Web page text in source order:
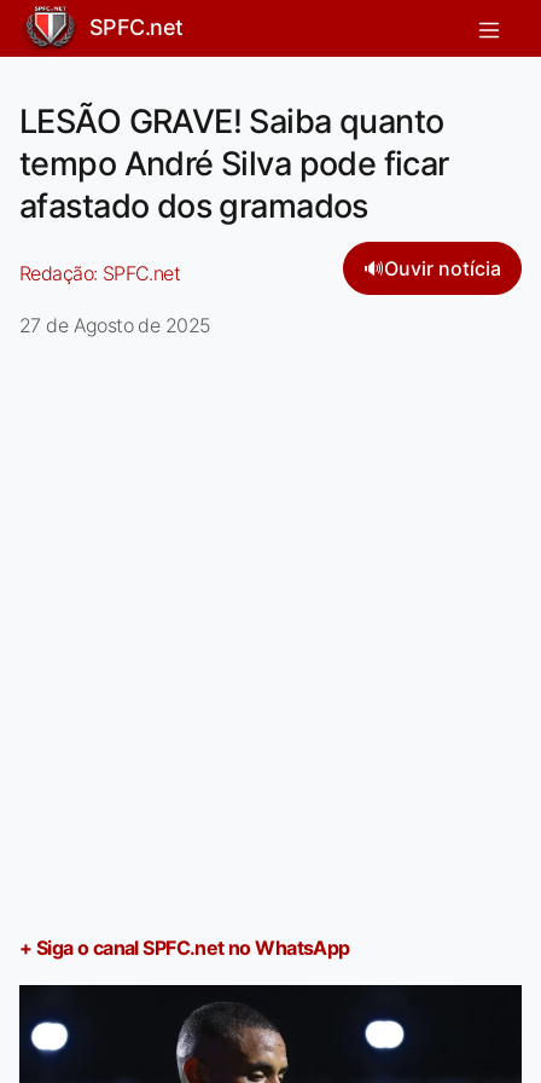
SPFC.net
LESÃO GRAVE! Saiba quanto
tempo André Silva pode ficar
afastado dos gramados
Redação: SPFC.net 🔊Ouvir notícia
27 de Agosto de 2025
+ Siga o canal SPFC.net no WhatsApp